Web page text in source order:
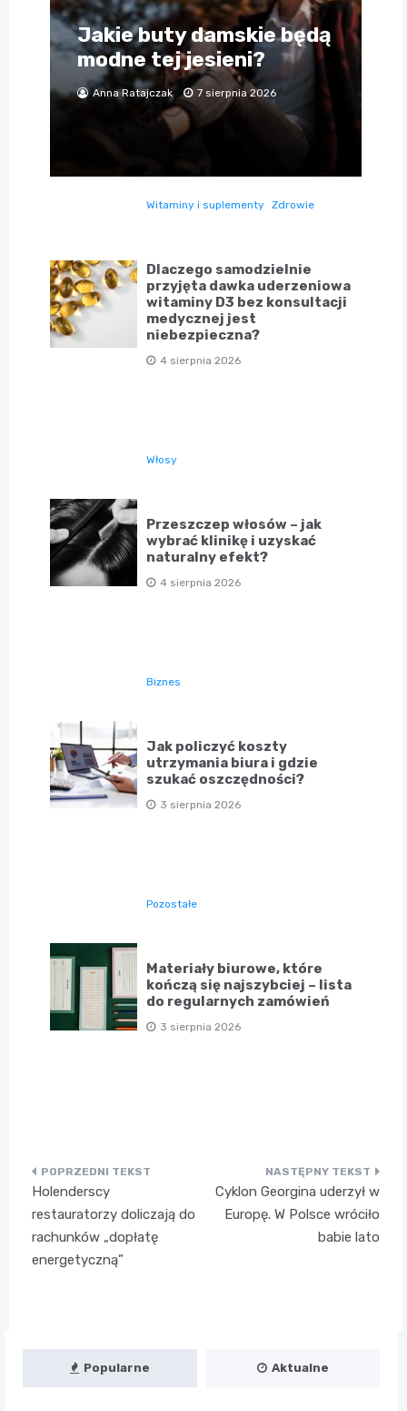
Jakie buty damskie będą
modne tej jesieni?
Anna Ratajczak 7 sierpnia 2026
Witaminy i suplementy Zdrowie
Dlaczego samodzielnie
przyjęta dawka uderzeniowa
witaminy D3 bez konsultacji
medycznej jest
niebezpieczna?
4 sierpnia 2026
Włosy
Przeszczep włosów – jak
wybrać klinikę i uzyskać
naturalny efekt?
4 sierpnia 2026
Biznes
Jak policzyć koszty
utrzymania biura i gdzie
szukać oszczędności?
3 sierpnia 2026
Pozostałe
Materiały biurowe, które
kończą się najszybciej – lista
do regularnych zamówień
3 sierpnia 2026
Nawigacja
wpisu
Holenderscy
restauratorzy doliczają do
rachunków „dopłatę
energetyczną”
Cyklon Georgina uderzył w
Europę. W Polsce wróciło
babie lato
Popularne Aktualne